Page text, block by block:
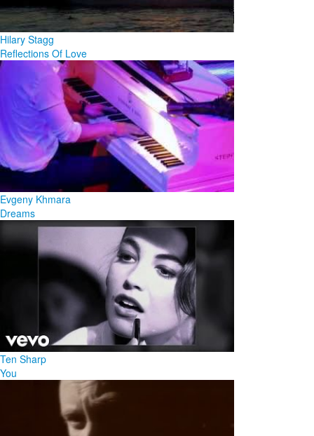
Hilary Stagg
Reflections Of Love
Evgeny Khmara
Dreams
Ten Sharp
You